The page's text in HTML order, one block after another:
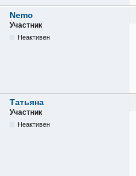
Nemo
Участник
Неактивен
Татьяна
Участник
Неактивен